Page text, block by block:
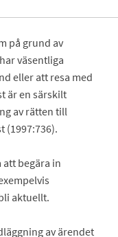
på grund av
väsentliga
eller att resa med
är en särskilt
av rätten till
(1997:736).
begära in
aktuellt.
av ärendet